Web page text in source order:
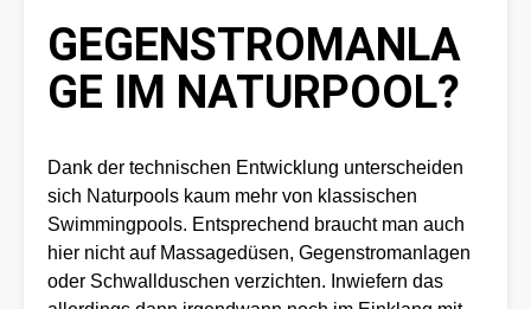
GEGENSTROMANLA
GE IM NATURPOOL?
Dank der technischen Entwicklung unterscheiden
sich Naturpools kaum mehr von klassischen
Swimmingpools. Entsprechend braucht man auch
hier nicht auf Massagedüsen, Gegenstromanlagen
oder Schwallduschen verzichten. Inwiefern das